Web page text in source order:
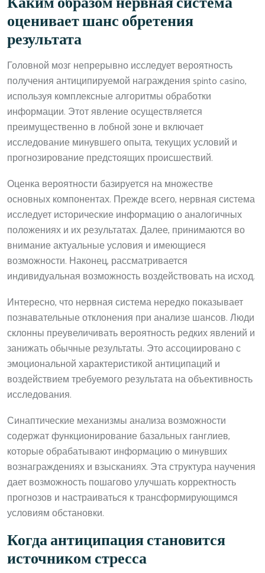
оценивает шанс обретения
результата
Головной мозг непрерывно исследует вероятность
получения антиципируемой награждения spinto casino,
используя комплексные алгоритмы обработки
информации. Этот явление осуществляется
преимущественно в лобной зоне и включает
исследование минувшего опыта, текущих условий и
прогнозирование предстоящих происшествий.
Оценка вероятности базируется на множестве
основных компонентах. Прежде всего, нервная система
исследует исторические информацию о аналогичных
положениях и их результатах. Далее, принимаются во
внимание актуальные условия и имеющиеся
возможности. Наконец, рассматривается
индивидуальная возможность воздействовать на исход.
Интересно, что нервная система нередко показывает
познавательные отклонения при анализе шансов. Люди
склонны преувеличивать вероятность редких явлений и
занижать обычные результаты. Это ассоциировано с
эмоциональной характеристикой антиципаций и
воздействием требуемого результата на объективность
исследования.
Синаптические механизмы анализа возможности
содержат функционирование базальных ганглиев,
которые обрабатывают информацию о минувших
вознаграждениях и взысканиях. Эта структура научения
дает возможность пошагово улучшать корректность
прогнозов и настраиваться к трансформирующимся
условиям обстановки.
Когда антиципация становится
источником стресса